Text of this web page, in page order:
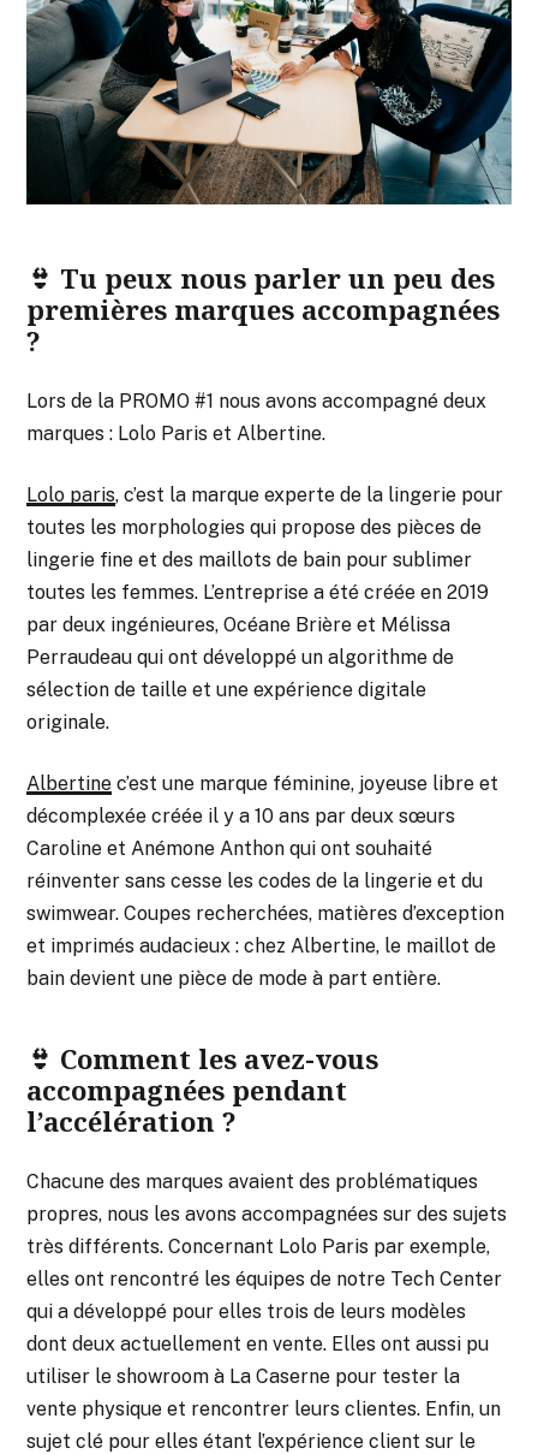
👙 Tu peux nous parler un peu des
premières marques accompagnées
?
Lors de la PROMO #1 nous avons accompagné deux
marques : Lolo Paris et Albertine.
Lolo paris, c’est la marque experte de la lingerie pour
toutes les morphologies qui propose des pièces de
lingerie fine et des maillots de bain pour sublimer
toutes les femmes. L’entreprise a été créée en 2019
par deux ingénieures, Océane Brière et Mélissa
Perraudeau qui ont développé un algorithme de
sélection de taille et une expérience digitale
originale.
Albertine c’est une marque féminine, joyeuse libre et
décomplexée créée il y a 10 ans par deux sœurs
Caroline et Anémone Anthon qui ont souhaité
réinventer sans cesse les codes de la lingerie et du
swimwear. Coupes recherchées, matières d’exception
et imprimés audacieux : chez Albertine, le maillot de
bain devient une pièce de mode à part entière.
👙 Comment les avez-vous
accompagnées pendant
l’accélération ?
Chacune des marques avaient des problématiques
propres, nous les avons accompagnées sur des sujets
très différents. Concernant Lolo Paris par exemple,
elles ont rencontré les équipes de notre Tech Center
qui a développé pour elles trois de leurs modèles
dont deux actuellement en vente. Elles ont aussi pu
utiliser le showroom à La Caserne pour tester la
vente physique et rencontrer leurs clientes. Enfin, un
sujet clé pour elles étant l’expérience client sur le